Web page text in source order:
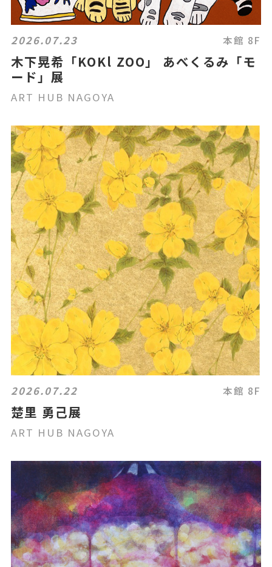
2026.07.23 本館 8F
木下晃希「KOKl ZOO」 あべくるみ「モ
ード」展
ART HUB NAGOYA
2026.07.22 本館 8F
楚里 勇己展
ART HUB NAGOYA